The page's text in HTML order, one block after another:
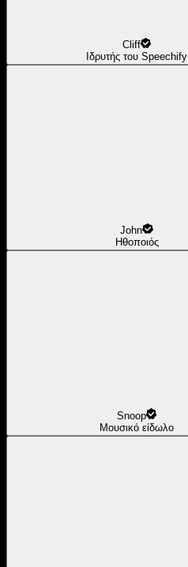
Cliff
Ιδρυτής του Speechify
John
Ηθοποιός
Snoop
Μουσικό είδωλο